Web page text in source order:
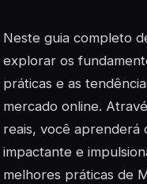
Neste guia completo
explorar os
práticas e as
mercado online.
reais, você aprenderá
impactante e
melhores práticas de